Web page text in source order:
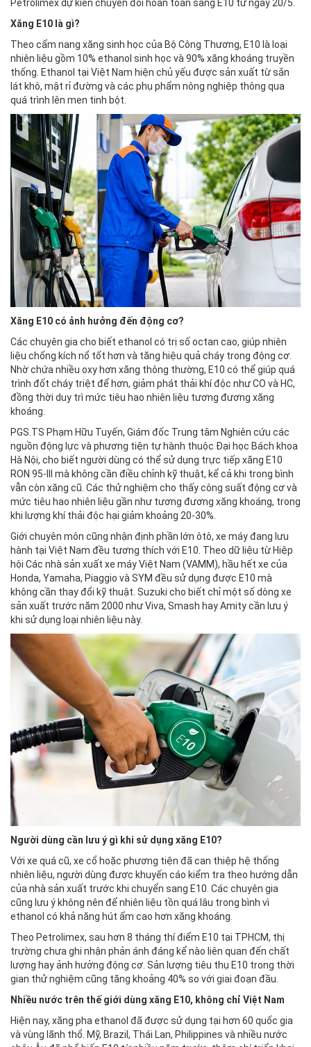
Petrolimex dự kiến chuyển đổi hoàn toàn sang E10 từ ngày 20/5.
Xăng E10 là gì?
Theo cẩm nang xăng sinh học của Bộ Công Thương, E10 là loại
nhiên liệu gồm 10% ethanol sinh học và 90% xăng khoáng truyền
thống. Ethanol tại Việt Nam hiện chủ yếu được sản xuất từ sắn
lát khô, mật rỉ đường và các phụ phẩm nông nghiệp thông qua
quá trình lên men tinh bột.
Xăng E10 có ảnh hưởng đến động cơ?
Các chuyên gia cho biết ethanol có trị số octan cao, giúp nhiên
liệu chống kích nổ tốt hơn và tăng hiệu quả cháy trong động cơ.
Nhờ chứa nhiều oxy hơn xăng thông thường, E10 có thể giúp quá
trình đốt cháy triệt để hơn, giảm phát thải khí độc như CO và HC,
đồng thời duy trì mức tiêu hao nhiên liệu tương đương xăng
khoáng.
PGS.TS Phạm Hữu Tuyến, Giám đốc Trung tâm Nghiên cứu các
nguồn động lực và phương tiện tự hành thuộc Đại học Bách khoa
Hà Nội, cho biết người dùng có thể sử dụng trực tiếp xăng E10
RON 95-III mà không cần điều chỉnh kỹ thuật, kể cả khi trong bình
vẫn còn xăng cũ. Các thử nghiệm cho thấy công suất động cơ và
mức tiêu hao nhiên liệu gần như tương đương xăng khoáng, trong
khi lượng khí thải độc hại giảm khoảng 20-30%.
Giới chuyên môn cũng nhận định phần lớn ôtô, xe máy đang lưu
hành tại Việt Nam đều tương thích với E10. Theo dữ liệu từ Hiệp
hội Các nhà sản xuất xe máy Việt Nam (VAMM), hầu hết xe của
Honda, Yamaha, Piaggio và SYM đều sử dụng được E10 mà
không cần thay đổi kỹ thuật. Suzuki cho biết chỉ một số dòng xe
sản xuất trước năm 2000 như Viva, Smash hay Amity cần lưu ý
khi sử dụng loại nhiên liệu này.
Người dùng cần lưu ý gì khi sử dụng xăng E10?
Với xe quá cũ, xe cổ hoặc phương tiện đã can thiệp hệ thống
nhiên liệu, người dùng được khuyến cáo kiểm tra theo hướng dẫn
của nhà sản xuất trước khi chuyển sang E10. Các chuyên gia
cũng lưu ý không nên để nhiên liệu tồn quá lâu trong bình vì
ethanol có khả năng hút ẩm cao hơn xăng khoáng.
Theo Petrolimex, sau hơn 8 tháng thí điểm E10 tại TPHCM, thị
trường chưa ghi nhận phản ánh đáng kể nào liên quan đến chất
lượng hay ảnh hưởng động cơ. Sản lượng tiêu thụ E10 trong thời
gian thử nghiệm cũng tăng khoảng 40% so với giai đoạn đầu.
Nhiều nước trên thế giới dùng xăng E10, không chỉ Việt Nam
Hiện nay, xăng pha ethanol đã được sử dụng tại hơn 60 quốc gia
và vùng lãnh thổ. Mỹ, Brazil, Thái Lan, Philippines và nhiều nước